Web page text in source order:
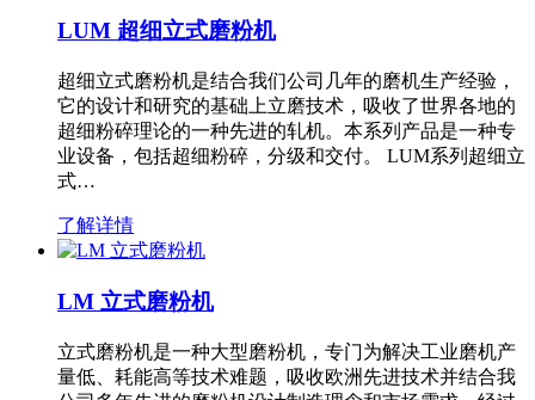
LUM 超细立式磨粉机
超细立式磨粉机是结合我们公司几年的磨机生产经验，
它的设计和研究的基础上立磨技术，吸收了世界各地的
超细粉碎理论的一种先进的轧机。本系列产品是一种专
业设备，包括超细粉碎，分级和交付。 LUM系列超细立
式…
了解详情
LM 立式磨粉机
立式磨粉机是一种大型磨粉机，专门为解决工业磨机产
量低、耗能高等技术难题，吸收欧洲先进技术并结合我